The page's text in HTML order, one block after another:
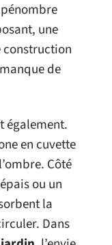
une
construction
de
également.
en cuvette
Côté
ou un
la
Dans